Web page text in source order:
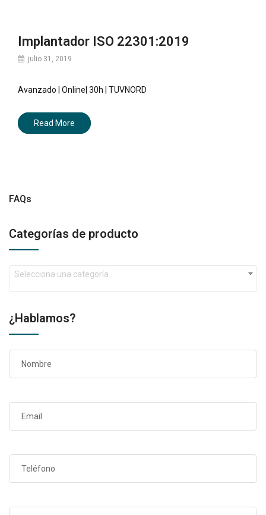
Implantador ISO 22301:2019
julio 31, 2019
Avanzado | Online| 30h | TUVNORD
Read More
FAQs
Categorías de producto
Selecciona una categoría
¿Hablamos?